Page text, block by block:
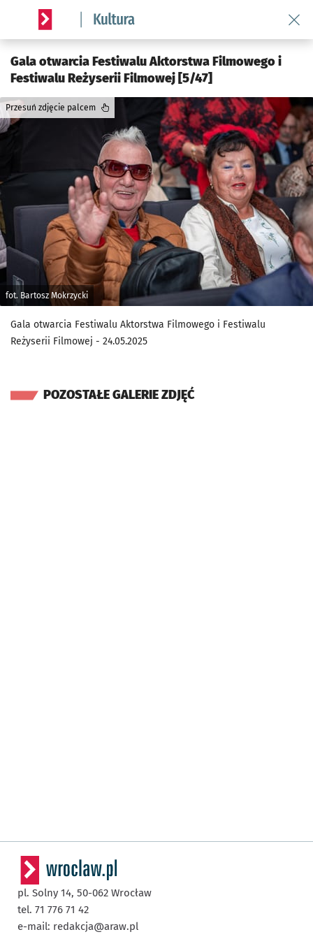
Serwis informacyjny wroclaw.pl podserwis: Kultura
Gala otwarcia Festiwalu Aktorstwa Filmowego i
Festiwalu Reżyserii Filmowej [5/47]
fot. Bartosz Mokrzycki
Przesuń zdjęcie palcem
Gala otwarcia Festiwalu Aktorstwa Filmowego i Festiwalu
Reżyserii Filmowej - 24.05.2025
POZOSTAŁE GALERIE ZDJĘĆ
pl. Solny 14, 50-062 Wrocław
tel. 71 776 71 42
e-mail: redakcja@araw.pl